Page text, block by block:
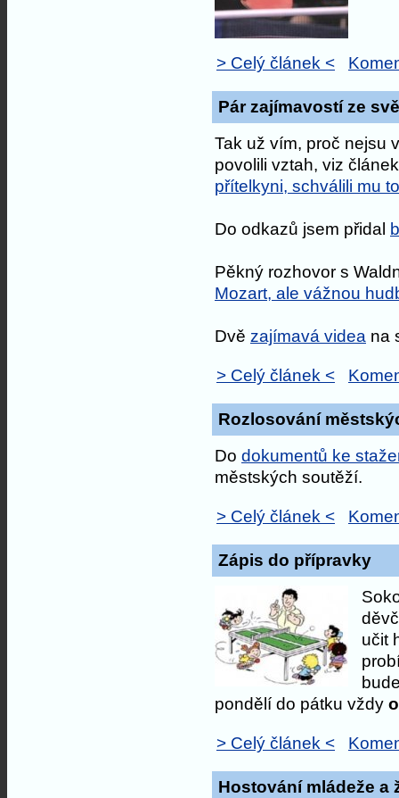
> Celý článek <
Pár zajímavostí ze
Tak už vím, proč nejsu
povolili vztah, viz
přítelkyni, schválili mu
Do odkazů jsem přidal
Pěkný rozhovor s
Mozart, ale vážnou
Dvě zajímavá videa na
> Celý článek <
Rozlosování
Do dokumentů ke
městských soutěží.
> Celý článek <
Zápis do přípravky
učit
pondělí do pátku vždy
> Celý článek <
Hostování mládeže a